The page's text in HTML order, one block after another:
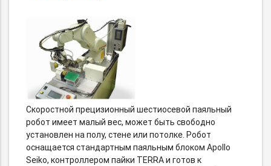
Скоростной прецизионный шеcтиосевой паяльный
робот имеет малый вес, может быть свободно
установлен на полу, стене или потолке. Робот
оснащается стандартным паяльным блоком Apollo
Seiko, контроллером пайки TERRA и готов к